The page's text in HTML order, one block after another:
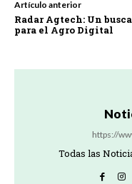
Artículo anterior
Radar Agtech: Un
para el Agro Digital
https://
Todas las